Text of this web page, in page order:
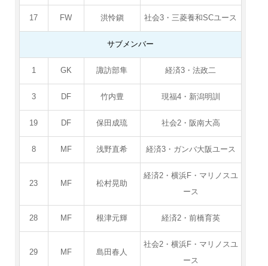
17 FW 洪怜鎭 社会3・三菱養和SCユース
サブメンバー
1 GK 諏訪部隼 経済3・法政二
3 DF 竹内豊 現福4・新潟明訓
19 DF 保田成琉 社会2・阪南大高
8 MF 浅野直希 経済3・ガンバ大阪ユース
23 MF 松村晃助
経済2・横浜F・マリノスユ
ース
28 MF 根津元輝 経済2・前橋育英
29 MF 島田春人
社会2・横浜F・マリノスユ
ース